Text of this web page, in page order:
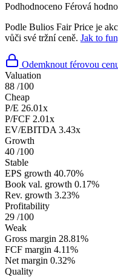
Podhodnoceno Férová
Podle Bulios Fair Price je
vůči své tržní ceně. Jak to
Odemknout férovou
Valuation
88 /100
Cheap
P/E 26.01x
P/FCF 2.01x
EV/EBITDA 3.43x
Growth
40 /100
Stable
EPS growth 40.70%
Book val. growth 0.17%
Rev. growth 3.23%
Profitability
29 /100
Weak
Gross margin 28.81%
FCF margin 4.11%
Net margin 0.32%
Quality